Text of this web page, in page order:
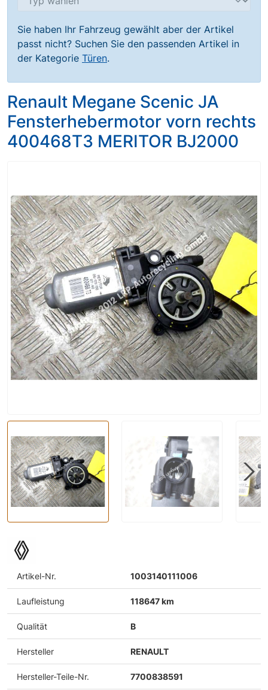
Sie haben Ihr Fahrzeug gewählt aber der Artikel
passt nicht? Suchen Sie den passenden Artikel in
der Kategorie Türen.
Renault Megane Scenic JA
Fensterhebermotor vorn rechts
400468T3 MERITOR BJ2000
Artikel-Nr. 1003140111006
Laufleistung 118647 km
Qualität B
Hersteller RENAULT
Hersteller-Teile-Nr. 7700838591